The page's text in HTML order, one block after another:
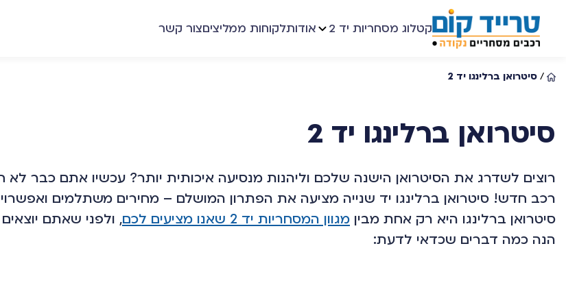
קטלוג מסחריות יד 2 אודותלקוחות ממליציםצור קשר
/ סיטרואן ברלינגו יד 2
סיטרואן ברלינגו יד 2
רוצים לשדרג את הסיטרואן הישנה שלכם וליהנות מנסיעה איכותית יותר? עכשיו אתם כבר לא
רכב חדש! סיטרואן ברלינגו יד שנייה מציעה את הפתרון המושלם – מחירים משתלמים
סיטרואן ברלינגו היא רק אחת מבין מגוון המסחריות יד 2 שאנו מציעים לכם
, ולפני שאתם
הנה כמה דברים שכדאי לדעת: